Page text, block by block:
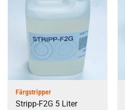
Färgstripper
Stripp-F2G 5 Liter